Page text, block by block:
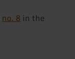
no. 8 in the